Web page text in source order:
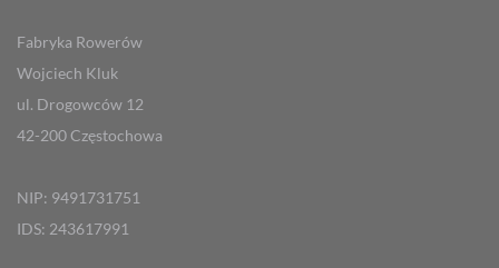
Fabryka Rowerów
Wojciech Kluk
ul. Drogowców 12
42-200 Częstochowa
NIP: 9491731751
IDS: 243617991